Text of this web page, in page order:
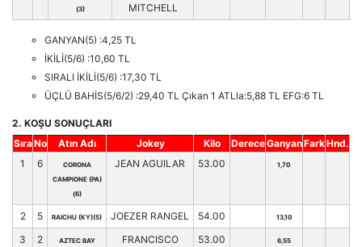
(3)
MITCHELL
GANYAN(5) :4,25 TL
İKİLİ(5/6) :10,60 TL
SIRALI İKİLİ(5/6) :17,30 TL
ÜÇLÜ BAHİS(5/6/2) :29,40 TL Çıkan 1 ATLla:5,88 TL EFG:6 TL
2. KOŞU SONUÇLARI
SıraNo Atın Adı Jokey Kilo DereceGanyanFarkHnd.
1
6
CORONA
CAMPIONE (PA)
(6)
JEAN AGUILAR 53.00 1,70
2 5 RAICHU (KY)(5) JOEZER RANGEL 54.00 13,10
3 2
AZTEC BAY
FRANCISCO
53.00 6,55